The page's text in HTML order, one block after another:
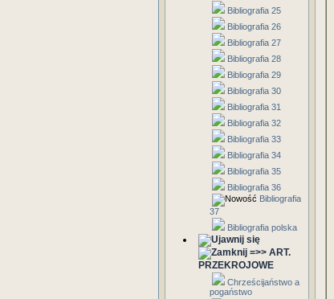
Bibliografia 25
Bibliografia 26
Bibliografia 27
Bibliografia 28
Bibliografia 29
Bibliografia 30
Bibliografia 31
Bibliografia 32
Bibliografia 33
Bibliografia 34
Bibliografia 35
Bibliografia 36
Bibliografia
37
Bibliografia polska
=>> ART.
PRZEKROJOWE
Chrześcijaństwo a
pogaństwo